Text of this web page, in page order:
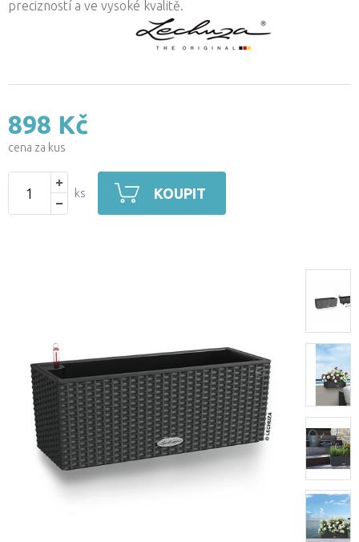
precizností a ve vysoké kvalitě.
898 Kč
cena za kus
ks KOUPIT